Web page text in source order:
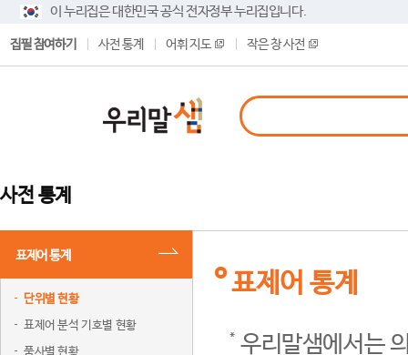
이 누리집은 대한민국 공식 전자정부 누리집입니다.
집필 참여하기 사전 통계 어휘 지도 작은 창 사전
사전 통계
표제어 통계
단위별 현황
표제어 분석 기호별 현황
품사별 현황
표제어 통계
우리말샘에서는